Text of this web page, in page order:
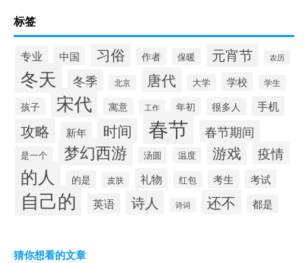
标签
专业 中国 习俗 作者 保暖 元宵节 农历
冬天 冬季 北京 唐代 大学 学校 学生
孩子 宋代 寓意 工作 年初 很多人 手机
攻略 新年 时间 春节 春节期间
是一个 梦幻西游 汤圆 温度 游戏 疫情
的人 的是 皮肤 礼物 红包 考生 考试
自己的 英语 诗人 诗词 还不 都是
猜你想看的文章